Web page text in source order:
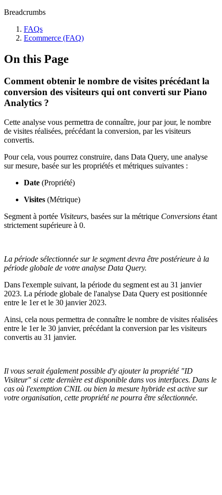
Breadcrumbs
FAQs
Ecommerce (FAQ)
On this Page
Comment obtenir le nombre de visites précédant la
conversion des visiteurs qui ont converti sur Piano
Analytics ?
Cette analyse vous permettra de connaître, jour par jour, le nombre
de visites réalisées, précédant la conversion, par les visiteurs
convertis.
Pour cela, vous pourrez construire, dans Data Query, une analyse
sur mesure, basée sur les propriétés et métriques suivantes :
Date (Propriété)
Visites (Métrique)
Segment à portée Visiteurs, basées sur la métrique Conversions étant
strictement supérieure à 0.
La période sélectionnée sur le segment devra être postérieure à la
période globale de votre analyse Data Query.
Dans l'exemple suivant, la période du segment est au 31 janvier
2023. La période globale de l'analyse Data Query est positionnée
entre le 1er et le 30 janvier 2023.
Ainsi, cela nous permettra de connaître le nombre de visites réalisées
entre le 1er le 30 janvier, précédant la conversion par les visiteurs
convertis au 31 janvier.
Il vous serait également possible d'y ajouter la propriété "ID
Visiteur" si cette dernière est disponible dans vos interfaces. Dans le
cas où l'exemption CNIL ou bien la mesure hybride est active sur
votre organisation, cette propriété ne pourra être sélectionnée.